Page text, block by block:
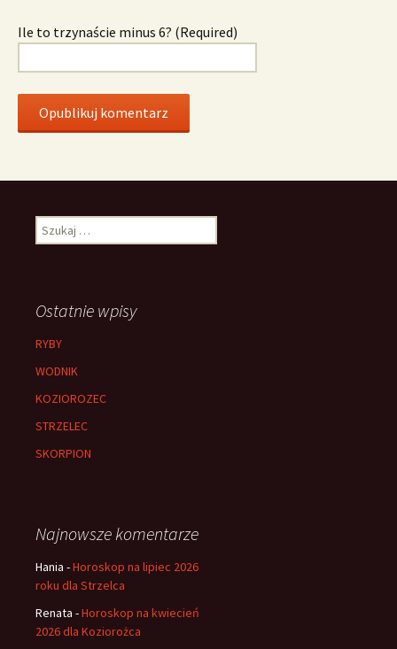
Ile to trzynaście minus 6? (Required)
Szukaj:
Ostatnie wpisy
RYBY
WODNIK
KOZIOROZEC
STRZELEC
SKORPION
Najnowsze komentarze
Hania -Horoskop na lipiec 2026
roku dla Strzelca
Renata -Horoskop na kwiecień
2026 dla Koziorożca